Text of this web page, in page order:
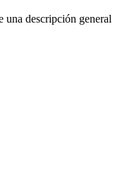
descripción general